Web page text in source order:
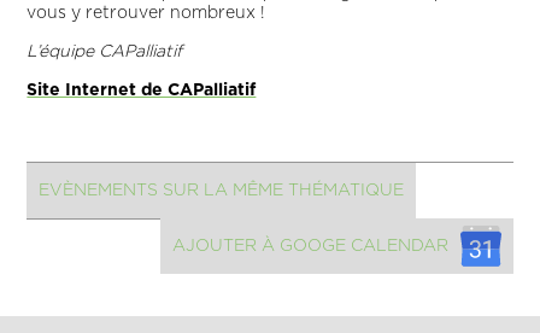
vous y retrouver nombreux !
L’équipe CAPalliatif
Site Internet de CAPalliatif
EVÈNEMENTS SUR LA MÊME THÉMATIQUE
AJOUTER À GOOGE CALENDAR